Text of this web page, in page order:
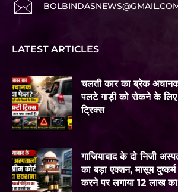
LATEST ARTICLES
चलती कार का ब्रेक
पलटे गाड़ी को रोकने के
ट्रिक्स
गाजियाबाद के दो निजी
का बड़ा एक्शन, मासूम
करने पर लगाया 12 लाख का